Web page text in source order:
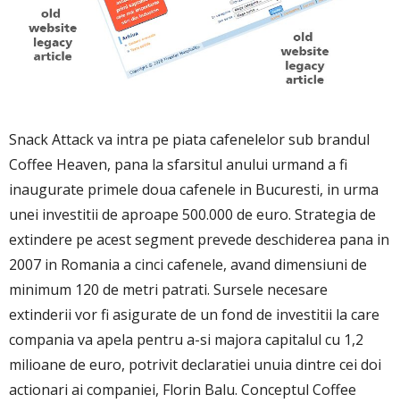
Snack Attack va intra pe piata cafenelelor sub brandul
Coffee Heaven, pana la sfarsitul anului urmand a fi
inaugurate primele doua cafenele in Bucuresti, in urma
unei investitii de aproape 500.000 de euro. Strategia de
extindere pe acest segment prevede deschiderea pana in
2007 in Romania a cinci cafenele, avand dimensiuni de
minimum 120 de metri patrati. Sursele necesare
extinderii vor fi asigurate de un fond de investitii la care
compania va apela pentru a-si majora capitalul cu 1,2
milioane de euro, potrivit declaratiei unuia dintre cei doi
actionari ai companiei, Florin Balu. Conceptul Coffee